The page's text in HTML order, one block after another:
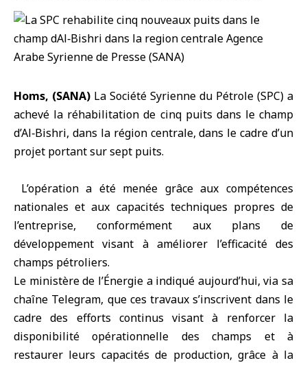
Homs, (SANA) La Société Syrienne du Pétrole (SPC) a
achevé la réhabilitation de cinq puits dans le champ
d’Al‑Bishri, dans la région centrale, dans le cadre d’un
projet portant sur sept puits.
L’opération a été menée grâce aux compétences
nationales et aux capacités techniques propres de
l’entreprise, conformément aux plans de
développement visant à améliorer l’efficacité des
champs pétroliers.
Le ministère de l’Énergiea indiqué aujourd’hui, via sa
chaîne Telegram, que ces travaux s’inscrivent dans le
cadre des efforts continus visant à renforcer la
disponibilité opérationnelle des champs et à
restaurer leurs capacités de production, grâce à la